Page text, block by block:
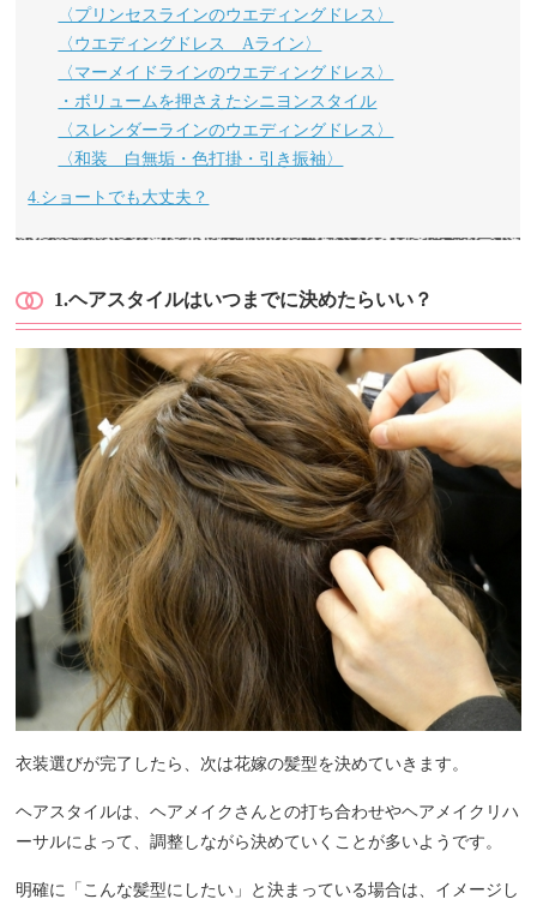
〈プリンセスラインのウエディングドレス〉
〈ウエディングドレス Aライン〉
〈マーメイドラインのウエディングドレス〉
・ボリュームを押さえたシニヨンスタイル
〈スレンダーラインのウエディングドレス〉
〈和装 白無垢・色打掛・引き振袖〉
4.ショートでも大丈夫？
1.ヘアスタイルはいつまでに決めたらいい？
衣装選びが完了したら、次は花嫁の髪型を決めていきます。
ヘアスタイルは、ヘアメイクさんとの打ち合わせやヘアメイクリハ
ーサルによって、調整しながら決めていくことが多いようです。
明確に「こんな髪型にしたい」と決まっている場合は、イメージし